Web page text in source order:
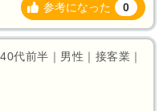
参考になった 0
代前半｜男性｜接客業｜